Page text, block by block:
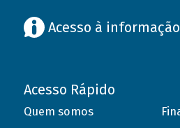
Acesso à informação
Acesso Rápido
Quem somos